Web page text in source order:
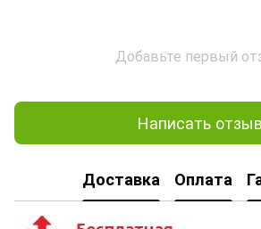
Добавьте первый
Написать отзыв
Доставка Оплата